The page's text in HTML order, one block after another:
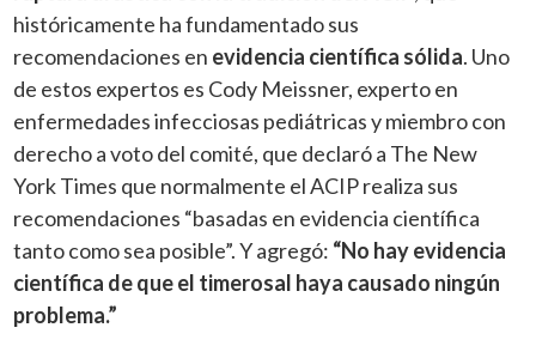
históricamente ha fundamentado sus
recomendaciones en evidencia científica sólida. Uno
de estos expertos es Cody Meissner, experto en
enfermedades infecciosas pediátricas y miembro con
derecho a voto del comité, que declaró a The New
York Times que normalmente el ACIP realiza sus
recomendaciones “basadas en evidencia científica
tanto como sea posible”. Y agregó: “No hay evidencia
científica de que el timerosal haya causado ningún
problema.”